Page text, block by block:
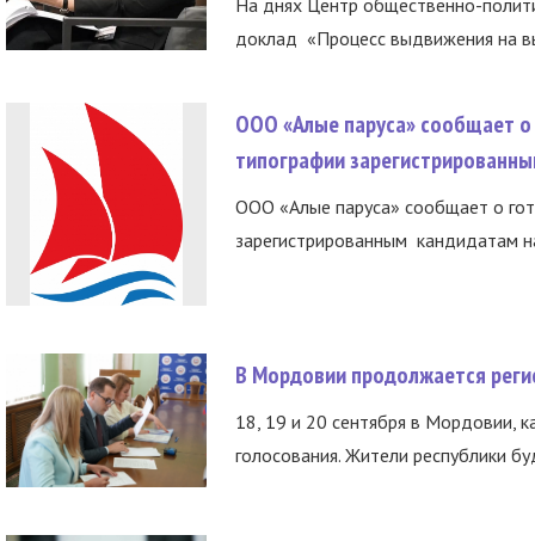
доклад «Процесс выдвижения на
ООО «Алые паруса» сообщает о
типографии
ООО «Алые паруса» сообщает о
зарегистрированным кандидатам
В Мордовии продолжается
18, 19 и 20 сентября в Мордовии,
голосования. Жители республики